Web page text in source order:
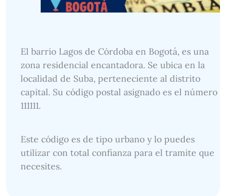
El barrio Lagos de Córdoba en Bogotá, es una
zona residencial encantadora. Se ubica en la
localidad de Suba, perteneciente al distrito
capital. Su código postal asignado es el número
111111.
Este código es de tipo urbano y lo puedes
utilizar con total confianza para el tramite que
necesites.